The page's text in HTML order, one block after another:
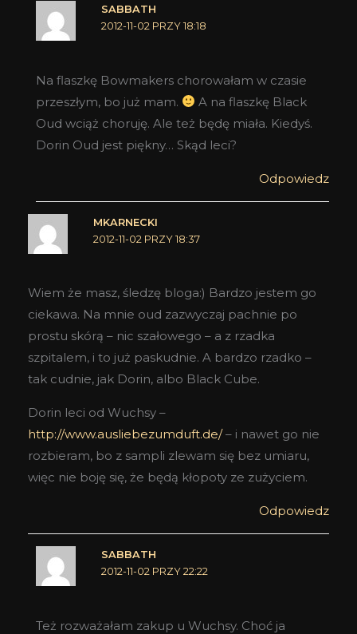
SABBATH
2012-11-02 PRZY 18:18
Na flaszkę Bowmakers chorowałam w czasie
przeszłym, bo już mam.
A na flaszkę Black
Oud wciąż choruję. Ale też będę miała. Kiedyś.
Dorin Oud jest piękny… Skąd leci?
Odpowiedz
MKARNECKI
2012-11-02 PRZY 18:37
Wiem że masz, śledzę bloga:) Bardzo jestem go
ciekawa. Na mnie oud zazwyczaj pachnie po
prostu skórą – nic szałowego – a z rzadka
szpitalem, i to już paskudnie. A bardzo rzadko –
tak cudnie, jak Dorin, albo Black Cube.
Dorin leci od Wuchsy –
http://www.ausliebezumduft.de/– i nawet go nie
rozbieram, bo z sampli zlewam się bez umiaru,
więc nie boję się, że będą kłopoty ze zużyciem.
Odpowiedz
SABBATH
2012-11-02 PRZY 22:22
Też rozważałam zakup u Wuchsy. Choć ja